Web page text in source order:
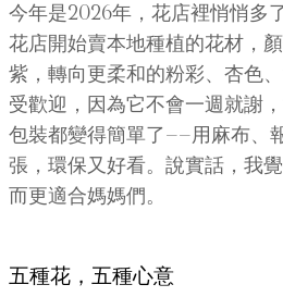
今年是2026年，花店裡悄悄多
花店開始賣本地種植的花材，
紫，轉向更柔和的粉彩、杏色
受歡迎，因為它不會一週就謝
包裝都變得簡單了——用麻布、
張，環保又好看。說實話，我
而更適合媽媽們。
五種花，五種心意